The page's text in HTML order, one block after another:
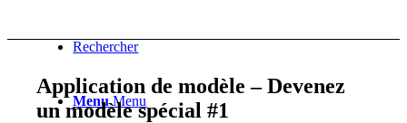
Rechercher
Menu Menu
Application de modèle – Devenez
un modèle spécial #1